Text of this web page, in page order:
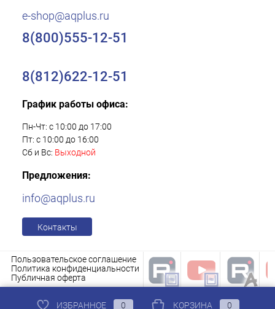
e-shop@aqplus.ru
8(800)555-12-51
8(812)622-12-51
График работы офиса:
Пн-Чт: с 10:00 до 17:00
Пт: с 10:00 до 16:00
Сб и Вс: Выходной
Предложения:
info@aqplus.ru
Контакты
Пользовательское соглашение
Политика конфиденциальности
Публичная оферта
ИЗБРАННОЕ 0 КОРЗИНА 0